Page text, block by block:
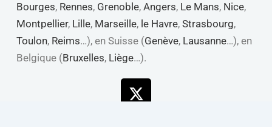
Bourges, Rennes, Grenoble, Angers, Le Mans, Nice,
Montpellier, Lille, Marseille, le Havre, Strasbourg,
Toulon, Reims…), en Suisse (Genève, Lausanne…), en
Belgique (Bruxelles, Liège…).
X-
twitter
Linkedin
Youtube
Facebook